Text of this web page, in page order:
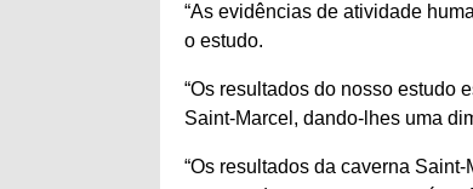
“As evidências de atividade
o estudo.
“Os resultados do nosso estudo
Saint-Marcel, dando-lhes uma
“Os resultados da caverna